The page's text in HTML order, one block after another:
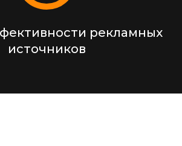
рекламных
источников